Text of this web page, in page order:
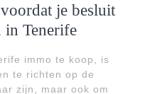
je besluit
in Tenerife
immo te koop, is
te richten op de
zijn, maar ook om